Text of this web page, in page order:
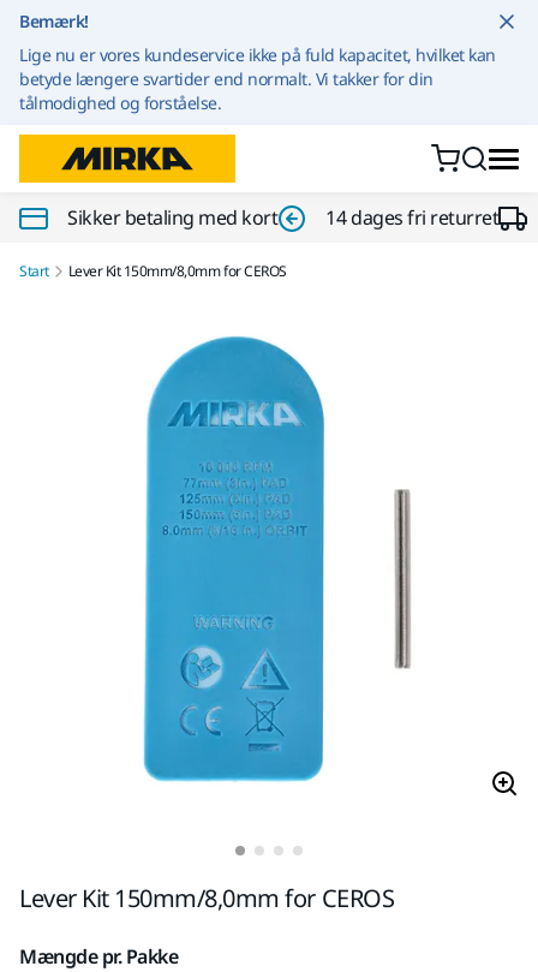
Bemærk!
Lige nu er vores kundeservice ikke på fuld kapacitet, hvilket kan
betyde længere svartider end normalt. Vi takker for din
tålmodighed og forståelse.
Sikker betaling med kort 14 dages fri returret
Start Lever Kit 150mm/8,0mm for CEROS
Lever Kit 150mm/8,0mm for CEROS
Mængde pr. Pakke